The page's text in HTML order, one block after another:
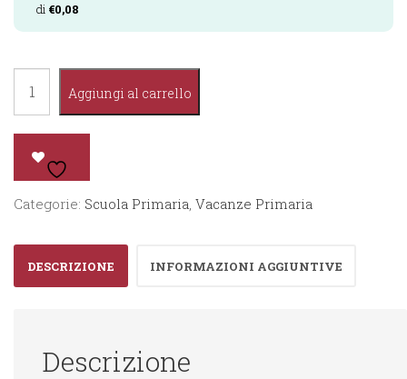
di €0,08
fresca
Aggiungi al carrello
Categorie: Scuola Primaria, Vacanze Primaria
DESCRIZIONE INFORMAZIONI AGGIUNTIVE
Descrizione